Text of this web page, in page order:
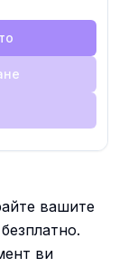
вашите
ви